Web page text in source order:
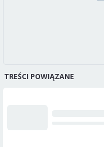
TREŚCI POWIĄZANE